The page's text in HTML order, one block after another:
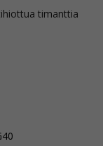
timanttia